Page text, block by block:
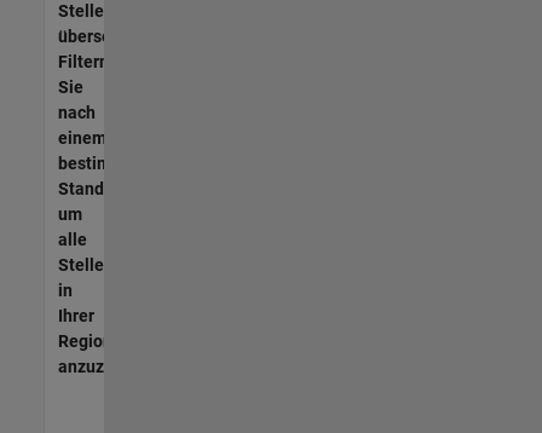
Stellen
übersetzt.
Filtern
Sie
nach
einem
bestimmten
Standort,
um
alle
Stellenangebote
in
Ihrer
Region
anzuzeigen.